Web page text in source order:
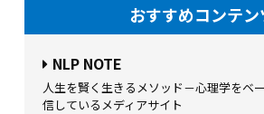
おすすめコンテン
NLP NOTE
人生を賢く生きるメソッド－心理学をベ
信しているメディアサイト